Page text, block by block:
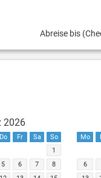
Abreise bis
2026
Do Fr Sa
So
1
5 6 7
8
Mo
6